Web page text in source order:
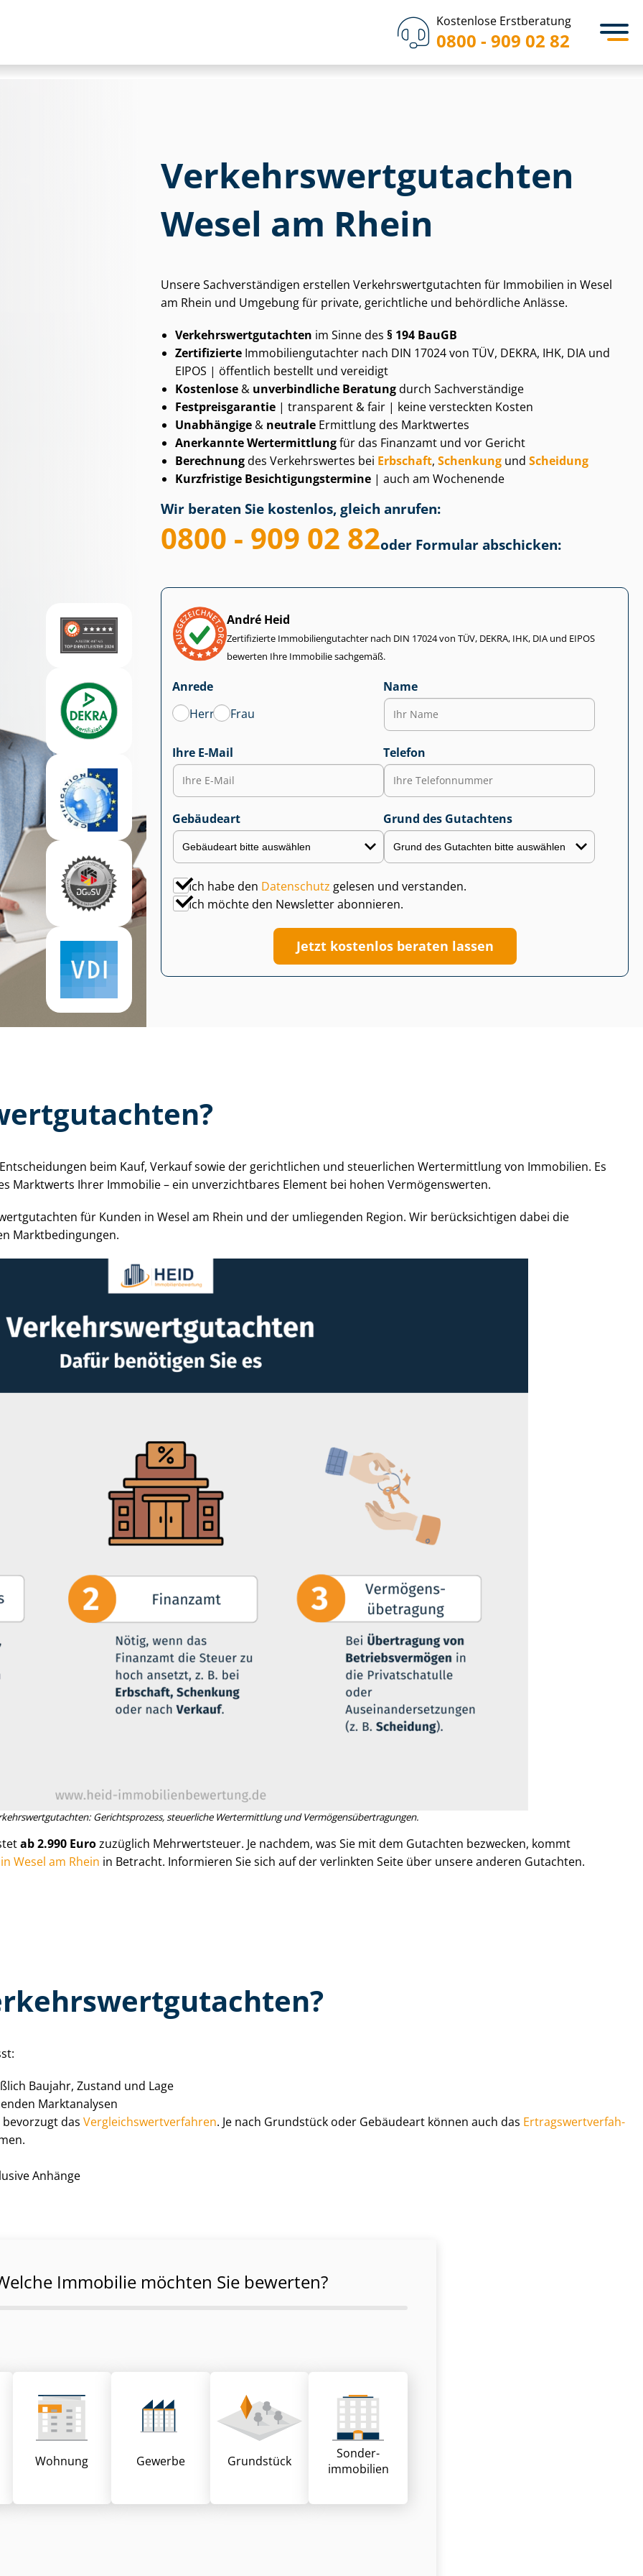
Kostenlose Erstberatung
0800 - 909 02 82
Ver­kehrs­wert­gut­ach­ten
Wesel am Rhein
Unsere Sach­ver­stän­di­gen erstellen Ver­kehrs­wert­gut­ach­ten für Immobilien in Wesel
am Rhein und Umgebung für private, gerichtliche und behördliche Anlässe.
Ver­kehrs­wert­gut­ach­ten im Sinne des § 194 BauGB
Zertifizierte Im­mo­bi­li­en­gut­ach­ter nach DIN 17024 von TÜV, DEKRA, IHK, DIA und
EIPOS | öffentlich bestellt und vereidigt
Kostenlose & unverbindliche Beratungdurch Sachverständige
Fest­preis­ga­ran­tie | transparent & fair | keine versteckten Kosten
Unabhängige & neutrale Ermittlung des Marktwertes
Anerkannte Wertermittlungfür das Finanzamt und vor Gericht
Berechnungdes Verkehrswertes bei Erbschaft, Schenkung und Scheidung
Kurzfristige Be­sich­ti­gungs­ter­mi­ne | auch am Wochenende
Wir beraten Sie kostenlos, gleich anrufen:
0800 - 909 02 82oder Formular abschicken:
André Heid
Zertifizierte Im­mo­bi­li­en­gut­ach­ter nach DIN 17024 von TÜV, DEKRA, IHK, DIA und EIPOS
bewerten Ihre Immobilie sachgemäß.
Anrede
Herr
Frau
Name
Ihre E-Mail Telefon
Gebäudeart Grund des Gutachtens
Ich habe den Datenschutz gelesen und verstanden.
Ich möchte den Newsletter abonnieren.
Jetzt kostenlos beraten lassen
beim Kauf, Verkauf sowie der gerichtlichen und steuerlichen Wertermittlung von Immobilien. Es
Marktwerts Ihrer Immobilie – ein unverzichtbares Element bei hohen Vermögenswerten.
für Kunden in Wesel am Rhein und der umliegenden Region. Wir berücksichtigen dabei die
Markt­be­din­gun­gen.
Gerichtsprozess, steuerliche Wertermittlung und Ver­mö­gens­über­tra­gun­gen.
ab 2.990 Eurozuzüglich Mehrwertsteuer. Je nachdem, was Sie mit dem Gutachten bezwecken, kommt
Wesel am Rhein in Betracht. Informieren Sie sich auf der verlinkten Seite über unsere anderen Gutachten.
Baujahr, Zustand und Lage
Marktanalysen
bevorzugt das Ver­gleichs­wert­ver­fah­ren. Je nach Grundstück oder Gebäudeart können auch das Er­trags­wert­ver­fah­
Anhänge
Immobilie möchten Sie bewerten?
Wohnung Gewerbe Grund­stück
Sonder­
immobilien